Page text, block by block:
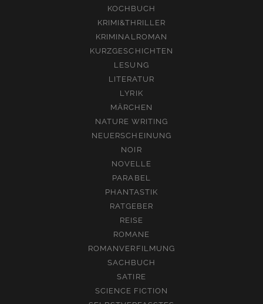
KOCHBUCH
KRIMI&THRILLER
KRIMINALROMAN
KURZGESCHICHTEN
LESUNG
LITERATUR
LYRIK
MÄRCHEN
NATURE WRITING
NEUERSCHEINUNG
NOIR
NOVELLE
PARABEL
PHANTASTIK
RATGEBER
REISE
ROMANE
ROMANVERFILMUNG
SACHBUCH
SATIRE
SCIENCE FICTION